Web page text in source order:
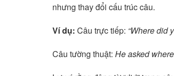
nhưng thay đổi cấu trúc câu.
Ví dụ: Câu trực tiếp: “Where did
Câu tường thuật: He asked